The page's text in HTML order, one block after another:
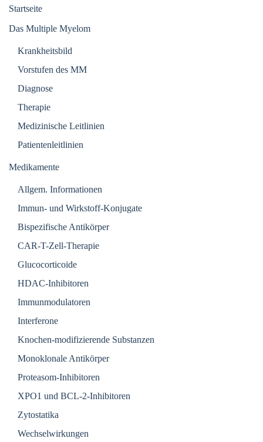
Startseite
Das Multiple Myelom
Krankheitsbild
Vorstufen des MM
Diagnose
Therapie
Medizinische Leitlinien
Patientenleitlinien
Medikamente
Allgem. Informationen
Immun- und Wirkstoff-Konjugate
Bispezifische Antikörper
CAR-T-Zell-Therapie
Glucocorticoide
HDAC-Inhibitoren
Immunmodulatoren
Interferone
Knochen-modifizierende Substanzen
Monoklonale Antikörper
Proteasom-Inhibitoren
XPO1 und BCL-2-Inhibitoren
Zytostatika
Wechselwirkungen